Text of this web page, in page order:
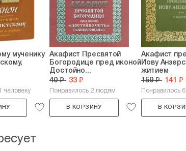
мученику
человеку
Акафист Пресвятой
Богородице пред иконой
Достойно...
40 ₽ 33 ₽
Понравилось 2 людям
В КОРЗИНУ
Акафист
Иову
житием
159 ₽ 141 ₽
Понравилось
В